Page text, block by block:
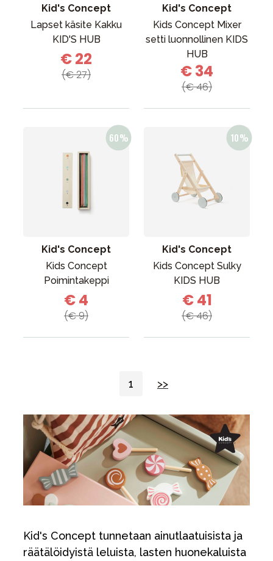
Kid's Concept
Lapset käsite Kakku
KID'S HUB
€ 22
(€ 27)
Kid's Concept
Kids Concept Mixer
setti luonnollinen KIDS
HUB
€ 34
(€ 46)
Kid's Concept
Kids Concept
Poimintakeppi
€ 4
(€ 9)
Kid's Concept
Kids Concept Sulky
KIDS HUB
€ 41
(€ 46)
1 >>
Kid's Concept tunnetaan ainutlaatuisista ja
räätälöidyistä leluista, lasten huonekaluista